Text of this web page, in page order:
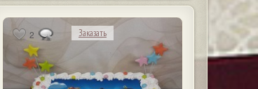
2 Заказать